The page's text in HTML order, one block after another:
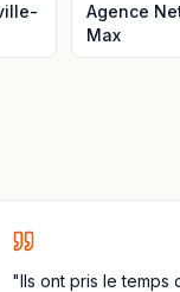
Agence
Max
"Ils ont pris le temps